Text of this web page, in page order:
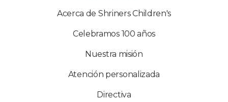
Acerca de Shriners Children's
Celebramos 100 años
Nuestra misión
Atención personalizada
Directiva